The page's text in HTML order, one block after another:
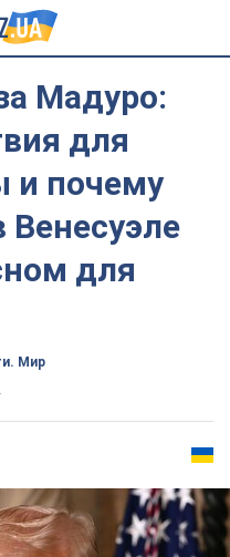
Мадуро:
для
и почему
Венесуэле
для
Мир